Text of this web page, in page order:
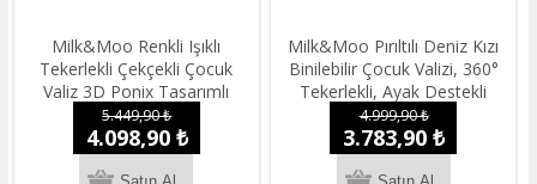
Milk&Moo Renkli Işıklı
Tekerlekli Çekçekli Çocuk
Valiz 3D Ponix Tasarımlı
5.449,90 ₺
4.098,90 ₺
Milk&Moo Pırıltılı Deniz Kızı
Binilebilir Çocuk Valizi, 360°
Tekerlekli, Ayak Destekli
4.999,90 ₺
3.783,90 ₺